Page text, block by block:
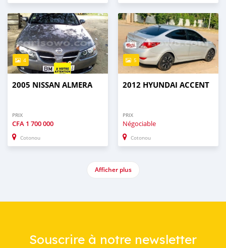
4
2005 NISSAN ALMERA
PRIX
CFA 1 700 000
Cotonou
5
2012 HYUNDAI ACCENT
PRIX
Négociable
Cotonou
Afficher plus
Souscrire à notre newsletter